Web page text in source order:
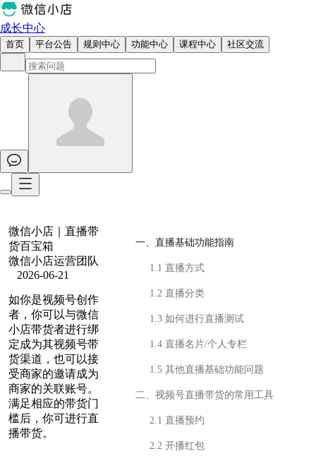
成长中心
首页 平台公告 规则中心 功能中心 课程中心 社区交流
微信小店｜直播带
货百宝箱
微信小店运营团队
2026-06-21
如你是视频号创作
者，你可以与微信
小店带货者进行绑
定成为其视频号带
货渠道，也可以接
受商家的邀请成为
商家的关联账号。
满足相应的带货门
槛后，你可进行直
播带货。
一、直播基础功能指南
1.1 直播方式
1.2 直播分类
1.3 如何进行直播测试
1.4 直播名片/个人专栏
1.5 其他直播基础功能问题
二、视频号直播带货的常用工具
2.1 直播预约
2.2 开播红包